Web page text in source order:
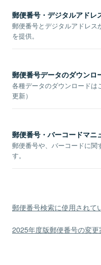
郵便番号・デジタルアドレ
郵便番号とデジタルアドレ
を提供。
郵便番号データのダウンロ
各種データのダウンロードは
更新）
郵便番号・バーコードマニ
郵便番号や、バーコードに関
す。
郵便番号検索に使用されて
2025年度版郵便番号の変更